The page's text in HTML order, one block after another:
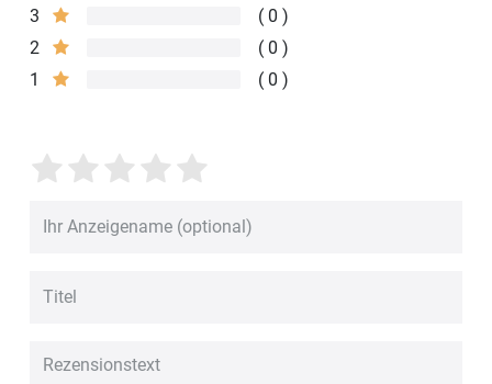
3
0
2
0
1
0